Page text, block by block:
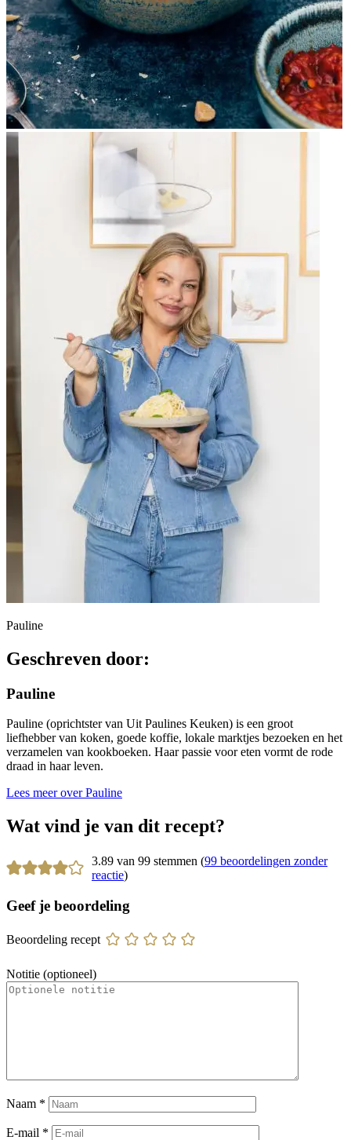
Pauline
Geschreven door:
Pauline
Pauline (oprichtster van Uit Paulines Keuken) is een groot
liefhebber van koken, goede koffie, lokale marktjes bezoeken en het
verzamelen van kookboeken. Haar passie voor eten vormt de rode
draad in haar leven.
Lees meer over Pauline
Wat vind je van dit recept?
3.89 van 99 stemmen (99 beoordelingen zonder
reactie)
Geef je beoordeling
Beoordeling recept
Notitie (optioneel)
Naam *
E-mail *